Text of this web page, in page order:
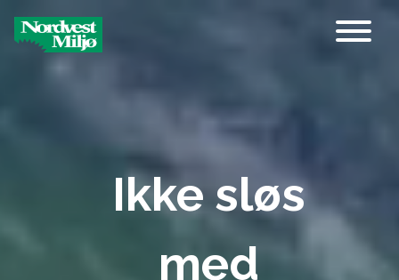
Main Navigation
Ikke sløs
med